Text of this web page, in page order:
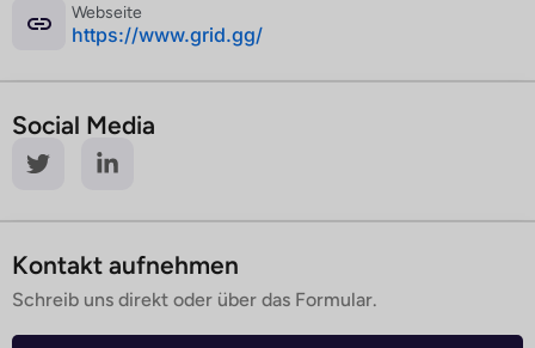
Webseite
­https://www.grid.gg/
Social Media
Kontakt aufnehmen
Schreib uns direkt oder über das Formular.